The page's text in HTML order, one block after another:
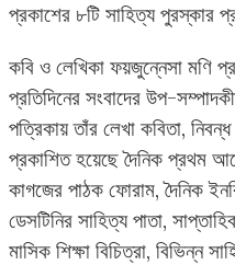
প্রকাশের ৮টি সাহিত্য পুরস্কার
কবি ও লেখিকা ফয়জুন্নেসা মণি
প্রতিদিনের সংবাদের উপ-
পত্রিকায় তাঁর লেখা কবিতা,
প্রকাশিত হয়েছে দৈনিক প্রথম
কাগজের পাঠক ফোরাম, দৈনিক
ডেসটিনির সাহিত্য পাতা,
মাসিক শিক্ষা বিচিত্রা, বিভিন্ন